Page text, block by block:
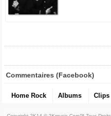
Commentaires (Facebook)
Home Rock Albums Clips